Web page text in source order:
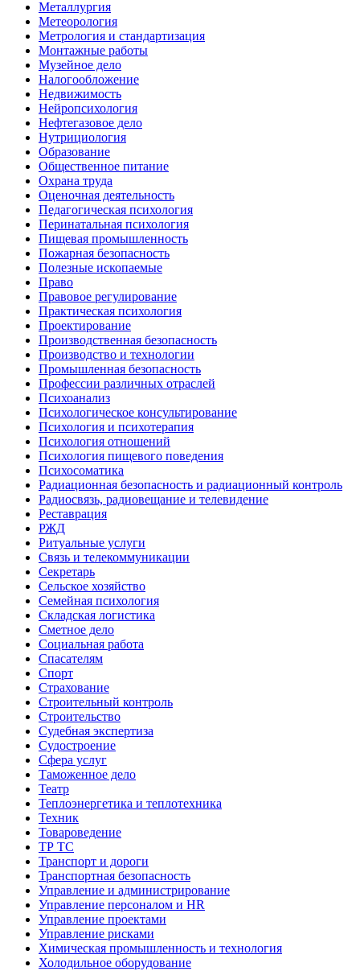
Металлургия
Метеорология
Метрология и стандартизация
Монтажные работы
Музейное дело
Налогообложение
Недвижимость
Нейропсихология
Нефтегазовое дело
Нутрициология
Образование
Общественное питание
Охрана труда
Оценочная деятельность
Педагогическая психология
Перинатальная психология
Пищевая промышленность
Пожарная безопасность
Полезные ископаемые
Право
Правовое регулирование
Практическая психология
Проектирование
Производственная безопасность
Производство и технологии
Промышленная безопасность
Профессии различных отраслей
Психоанализ
Психологическое консультирование
Психология и психотерапия
Психология отношений
Психология пищевого поведения
Психосоматика
Радиационная безопасность и радиационный контроль
Радиосвязь, радиовещание и телевидение
Реставрация
РЖД
Ритуальные услуги
Связь и телекоммуникации
Секретарь
Сельское хозяйство
Семейная психология
Складская логистика
Сметное дело
Социальная работа
Спасателям
Спорт
Страхование
Строительный контроль
Строительство
Судебная экспертиза
Судостроение
Сфера услуг
Таможенное дело
Театр
Теплоэнергетика и теплотехника
Техник
Товароведение
ТР ТС
Транспорт и дороги
Транспортная безопасность
Управление и администрирование
Управление персоналом и HR
Управление проектами
Управление рисками
Химическая промышленность и технология
Холодильное оборудование